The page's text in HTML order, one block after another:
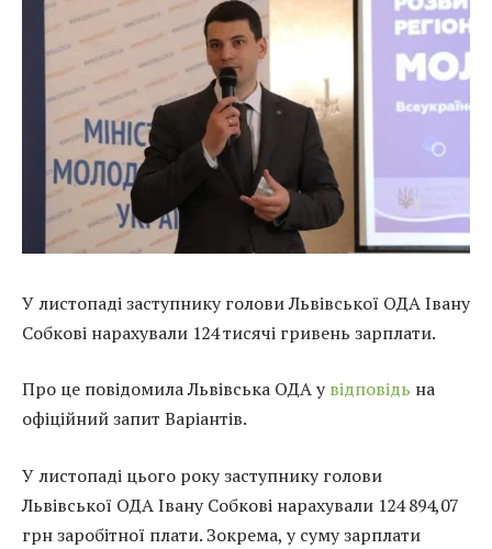
У листопаді заступнику голови Львівської ОДА Івану
Собкові нарахували 124 тисячі гривень зарплати.
Про це повідомила Львівська ОДА у відповідь на
офіційний запит Варіантів.
У листопаді цього року заступнику голови
Львівської ОДА Івану Собкові нарахували 124 894,07
грн заробітної плати. Зокрема, у суму зарплати